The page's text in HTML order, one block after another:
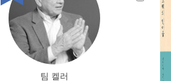
쾌도난마 사도행전
어린이 만화성경 슈퍼바이블 시리
팀 켈러